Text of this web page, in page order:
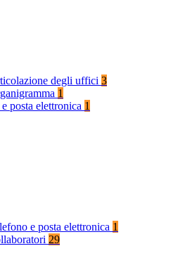
degli uffici 3
1
posta elettronica 1
e posta elettronica 1
29